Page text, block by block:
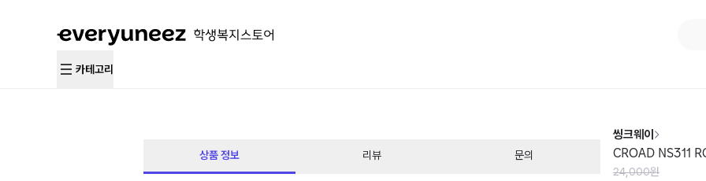
카테고리
상품 정보 리뷰 문의
씽크웨이
CROAD NS311
24,000원